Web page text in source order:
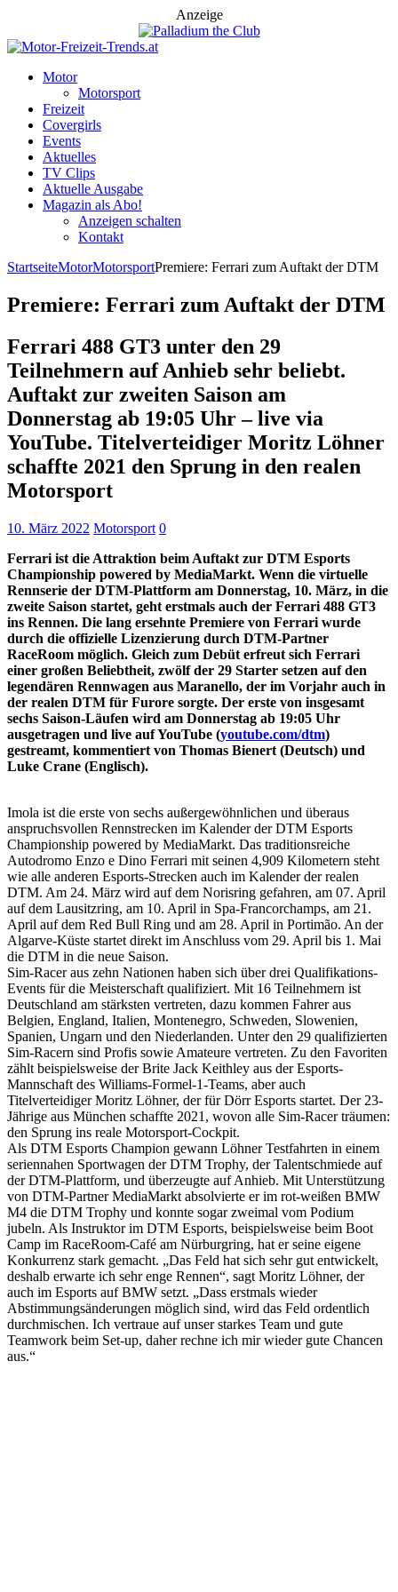
Anzeige
Motor
Motorsport
Freizeit
Covergirls
Events
Aktuelles
TV Clips
Aktuelle Ausgabe
Magazin als Abo!
Anzeigen schalten
Kontakt
StartseiteMotorMotorsportPremiere: Ferrari zum Auftakt der DTM
Premiere: Ferrari zum Auftakt der DTM
Ferrari 488 GT3 unter den 29
Teilnehmern auf Anhieb sehr beliebt.
Auftakt zur zweiten Saison am
Donnerstag ab 19:05 Uhr – live via
YouTube. Titelverteidiger Moritz Löhner
schaffte 2021 den Sprung in den realen
Motorsport
10. März 2022 Motorsport 0
Ferrari ist die Attraktion beim Auftakt zur DTM Esports
Championship powered by MediaMarkt. Wenn die virtuelle
Rennserie der DTM-Plattform am Donnerstag, 10. März, in die
zweite Saison startet, geht erstmals auch der Ferrari 488 GT3
ins Rennen. Die lang ersehnte Premiere von Ferrari wurde
durch die offizielle Lizenzierung durch DTM-Partner
RaceRoom möglich. Gleich zum Debüt erfreut sich Ferrari
einer großen Beliebtheit, zwölf der 29 Starter setzen auf den
legendären Rennwagen aus Maranello, der im Vorjahr auch in
der realen DTM für Furore sorgte. Der erste von insgesamt
sechs Saison-Läufen wird am Donnerstag ab 19:05 Uhr
ausgetragen und live auf YouTube (youtube.com/dtm)
gestreamt, kommentiert von Thomas Bienert (Deutsch) und
Luke Crane (Englisch).
Imola ist die erste von sechs außergewöhnlichen und überaus
anspruchsvollen Rennstrecken im Kalender der DTM Esports
Championship powered by MediaMarkt. Das traditionsreiche
Autodromo Enzo e Dino Ferrari mit seinen 4,909 Kilometern steht
wie alle anderen Esports-Strecken auch im Kalender der realen
DTM. Am 24. März wird auf dem Norisring gefahren, am 07. April
auf dem Lausitzring, am 10. April in Spa-Francorchamps, am 21.
April auf dem Red Bull Ring und am 28. April in Portimão. An der
Algarve-Küste startet direkt im Anschluss vom 29. April bis 1. Mai
die DTM in die neue Saison.
Sim-Racer aus zehn Nationen haben sich über drei Qualifikations-
Events für die Meisterschaft qualifiziert. Mit 16 Teilnehmern ist
Deutschland am stärksten vertreten, dazu kommen Fahrer aus
Belgien, England, Italien, Montenegro, Schweden, Slowenien,
Spanien, Ungarn und den Niederlanden. Unter den 29 qualifizierten
Sim-Racern sind Profis sowie Amateure vertreten. Zu den Favoriten
zählt beispielsweise der Brite Jack Keithley aus der Esports-
Mannschaft des Williams-Formel-1-Teams, aber auch
Titelverteidiger Moritz Löhner, der für Dörr Esports startet. Der 23-
Jährige aus München schaffte 2021, wovon alle Sim-Racer träumen:
den Sprung ins reale Motorsport-Cockpit.
Als DTM Esports Champion gewann Löhner Testfahrten in einem
seriennahen Sportwagen der DTM Trophy, der Talentschmiede auf
der DTM-Plattform, und überzeugte auf Anhieb. Mit Unterstützung
von DTM-Partner MediaMarkt absolvierte er im rot-weißen BMW
M4 die DTM Trophy und konnte sogar zweimal vom Podium
jubeln. Als Instruktor im DTM Esports, beispielsweise beim Boot
Camp im RaceRoom-Café am Nürburgring, hat er seine eigene
Konkurrenz stark gemacht. „Das Feld hat sich sehr gut entwickelt,
deshalb erwarte ich sehr enge Rennen“, sagt Moritz Löhner, der
auch im Esports auf BMW setzt. „Dass erstmals wieder
Abstimmungsänderungen möglich sind, wird das Feld ordentlich
durchmischen. Ich vertraue auf unser starkes Team und gute
Teamwork beim Set-up, daher rechne ich mir wieder gute Chancen
aus.“